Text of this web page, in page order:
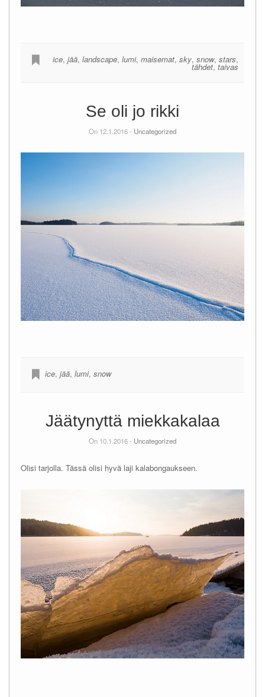
ice,jää,landscape,lumi,maisemat,sky,snow,stars,
tähdet,taivas
Se oli jo rikki
On 12.1.2016 - Uncategorized
ice, jää, lumi, snow
Jäätynyttä miekkakalaa
On 10.1.2016 - Uncategorized
Olisi tarjolla. Tässä olisi hyvä laji kalabongaukseen.